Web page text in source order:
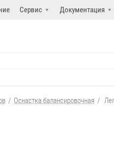
Сервис Документация
/ Оснастка балансировочная /